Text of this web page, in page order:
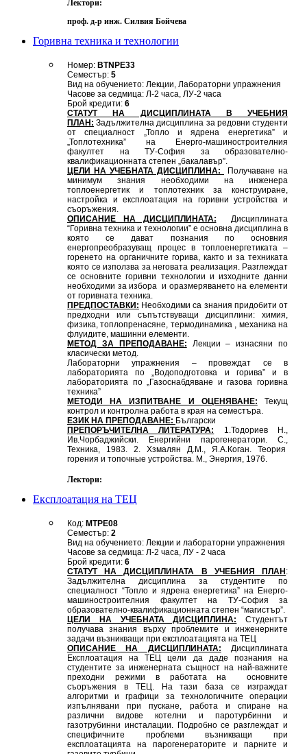
Лектори:
проф. д-р инж. Силвия Бойчева
Горивна техника и технологии
Номер: BTNPE33
Семестър: 5
Вид на обучението: Лекции, Лабораторни упражнения
Часове за седмица: Л-2 часа, ЛУ-2 часа
Брой кредити: 6
СТАТУТ НА ДИСЦИПЛИНАТА В УЧЕБНИЯ
ПЛАН: Задължителна дисциплина за редовни студенти
от специалност „Топло и ядрена енергетика” и
„Топлотехника” на Енерго-машиностроителния
факултет на ТУ-София за образователно-
квалификационната степен „бакалавър”.
ЦЕЛИ НА УЧЕБНАТА ДИСЦИПЛИНА:
Получаване на
минимум знания необходими на инженера
топлоенергетик и топлотехник за конструиране,
настройка и експлоатация на горивни устройства и
съоръжения.
ОПИСАНИЕ НА ДИСЦИПЛИНАТА: Дисциплината
“Горивна техника и технологии” е основна дисциплина в
която се дават познания по основния
енергопреобразуващ процес в топлоенергетиката –
горенето на органичните горива, както и за техниката
която се използва за неговата реализация. Разглеждат
се основните горивни технологии и изходните данни
необходими за избора и оразмеряването на елементи
от горивната техника.
ПРЕДПОСТАВКИ: Необходими са знания придобити от
предходни или съпътствуващи дисциплини: химия,
физика, топлопренасяне, термодинамика , механика на
флуидите, машинни елементи.
МЕТОД ЗА ПРЕПОДАВАНЕ: Лекции – изнасяни по
класически метод.
Лабораторни упражнения – провеждат се в
лабораторията по „Водоподготовка и горива” и в
лабораторията по „Газоснабдяване и газова горивна
техника”
МЕТОДИ НА ИЗПИТВАНЕ И ОЦЕНЯВАНЕ: Текущ
контрол и контролна работа в края на семестъра.
ЕЗИК НА ПРЕПОДАВАНЕ: Български
ПРЕПОРЪЧИТЕЛНА ЛИТЕРАТУРА: 1.Тодориев Н.,
Ив.Чорбаджийски. Енергийни парогенератори. С.,
Техника, 1983. 2. Хзмалян Д.М., Я.А.Коган. Теория
горения и топочные устройства. М., Энергия, 1976.
Лектори:
Експлоатация на ТЕЦ
Код: MTPE08
Семестър: 2
Вид на обучението: Лекции и лабораторни упражнения
Часове за седмица: Л-2 часа, ЛУ - 2 часа
Брой кредити: 6
СТАТУТ НА ДИСЦИПЛИНАТА В УЧЕБНИЯ ПЛАН :
Задължителна дисциплина за студентите по
специалност “Топло и ядрена енергетика” на Енерго-
машиностроителния факултет на ТУ-София за
образователно-квалификационната степен “магистър”.
ЦЕЛИ НА УЧЕБНАТА ДИСЦИПЛИНА: Студентът
получава знания върху проблемите и инженерните
задачи възникващи при експлоатацията на ТЕЦ
ОПИСАНИЕ НА ДИСЦИПЛИНАТА: Дисциплината
Експлоатация на ТЕЦ цели да даде познания на
студентите за инженерната същност на най-важните
преходни режими в работата на основните
съоръжения в ТЕЦ. На тази база се изграждат
алгоритми и графици за технологичните операции
изпълнявани при пускане, работа и спиране на
различни видове котелни и паротурбинни и
газотрубинни инсталации. Подробно се разглеждат и
специфичните проблеми възникващи при
експлоатацията на парогенераторите и парните и